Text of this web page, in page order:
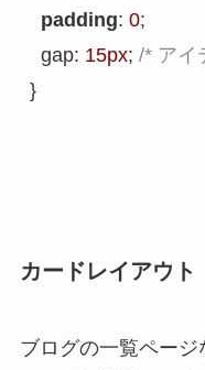
padding: 0;
  gap:
15px; /* アイ
}
カードレイアウト
ブログの一覧ペー